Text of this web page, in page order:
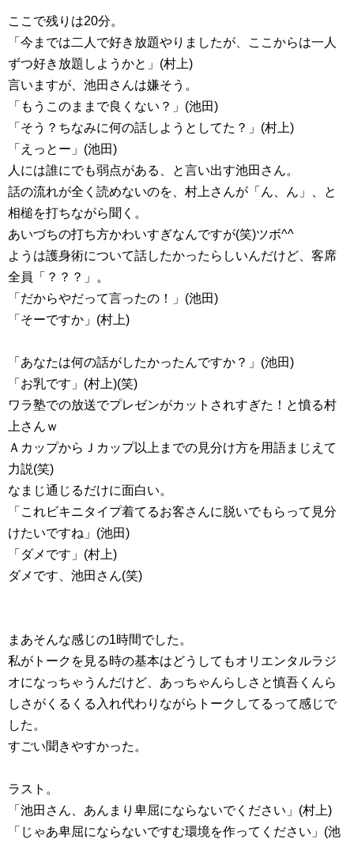
ここで残りは20分。
「今までは二人で好き放題やりましたが、ここからは一人
ずつ好き放題しようかと」(村上)
言いますが、池田さんは嫌そう。
「もうこのままで良くない？」(池田)
「そう？ちなみに何の話しようとしてた？」(村上)
「えっとー」(池田)
人には誰にでも弱点がある、と言い出す池田さん。
話の流れが全く読めないのを、村上さんが「ん、ん」、と
相槌を打ちながら聞く。
あいづちの打ち方かわいすぎなんですが(笑)ツボ^^
ようは護身術について話したかったらしいんだけど、客席
全員「？？？」。
「だからやだって言ったの！」(池田)
「そーですか」(村上)
「あなたは何の話がしたかったんですか？」(池田)
「お乳です」(村上)(笑)
ワラ塾での放送でプレゼンがカットされすぎた！と憤る村
上さんｗ
ＡカップからＪカップ以上までの見分け方を用語まじえて
力説(笑)
なまじ通じるだけに面白い。
「これビキニタイプ着てるお客さんに脱いでもらって見分
けたいですね」(池田)
「ダメです」(村上)
ダメです、池田さん(笑)
まあそんな感じの1時間でした。
私がトークを見る時の基本はどうしてもオリエンタルラジ
オになっちゃうんだけど、あっちゃんらしさと慎吾くんら
しさがくるくる入れ代わりながらトークしてるって感じで
した。
すごい聞きやすかった。
ラスト。
「池田さん、あんまり卑屈にならないでください」(村上)
「じゃあ卑屈にならないですむ環境を作ってください」(池